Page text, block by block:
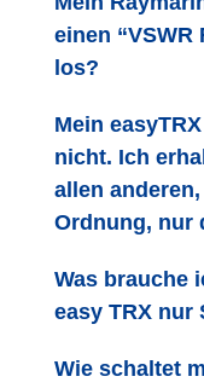
einen “VSWR
los?
Mein
nicht. Ich
allen
Ordnung, nur
Was brauche
easy TRX nur
Wie schaltet